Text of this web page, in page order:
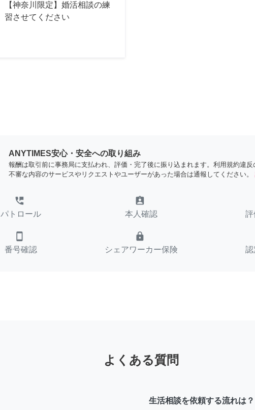
【神奈川限定】婚活相談の練
習させてください
ANYTIMES安心・安全への取り組み
報酬は取引前に事務局に支払われ、評価・完了後に振り込まれます。利用規約違反
不審な内容のサービスやリクエストやユーザーがあった場合は通報してください。
perm_phone_msg
パトロール
assignment_ind
本人確認
smartphone
番号確認
lock
シェアワーカー保険
よくある質問
生活相談を依頼する流れは？